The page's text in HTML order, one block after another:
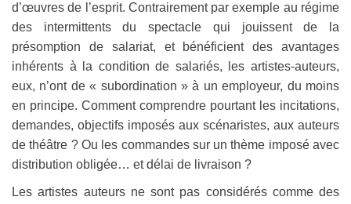
d’œuvres de l’esprit. Contrairement par exemple au régime
des intermittents du spectacle qui jouissent de la
présomption de salariat, et bénéficient des avantages
inhérents à la condition de salariés, les artistes-auteurs,
eux, n’ont de « subordination » à un employeur, du moins
en principe. Comment comprendre pourtant les incitations,
demandes, objectifs imposés aux scénaristes, aux auteurs
de théâtre ? Ou les commandes sur un thème imposé avec
distribution obligée… et délai de livraison ?
Les artistes auteurs ne sont pas considérés comme des